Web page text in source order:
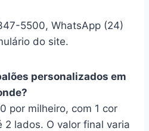
5500, WhatsApp (24)
do site.
personalizados em
por milheiro, com 1 cor
2 lados. O valor final varia